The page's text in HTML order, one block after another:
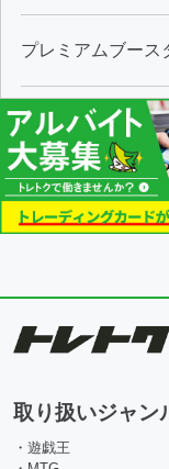
プレミアムブース
取り扱いジャン
・遊戯王